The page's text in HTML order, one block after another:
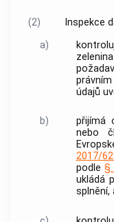
(2)
Inspekce
a)
údajů
b)
přijímá
nebo
2017/
podle§
ukládá
splnění,